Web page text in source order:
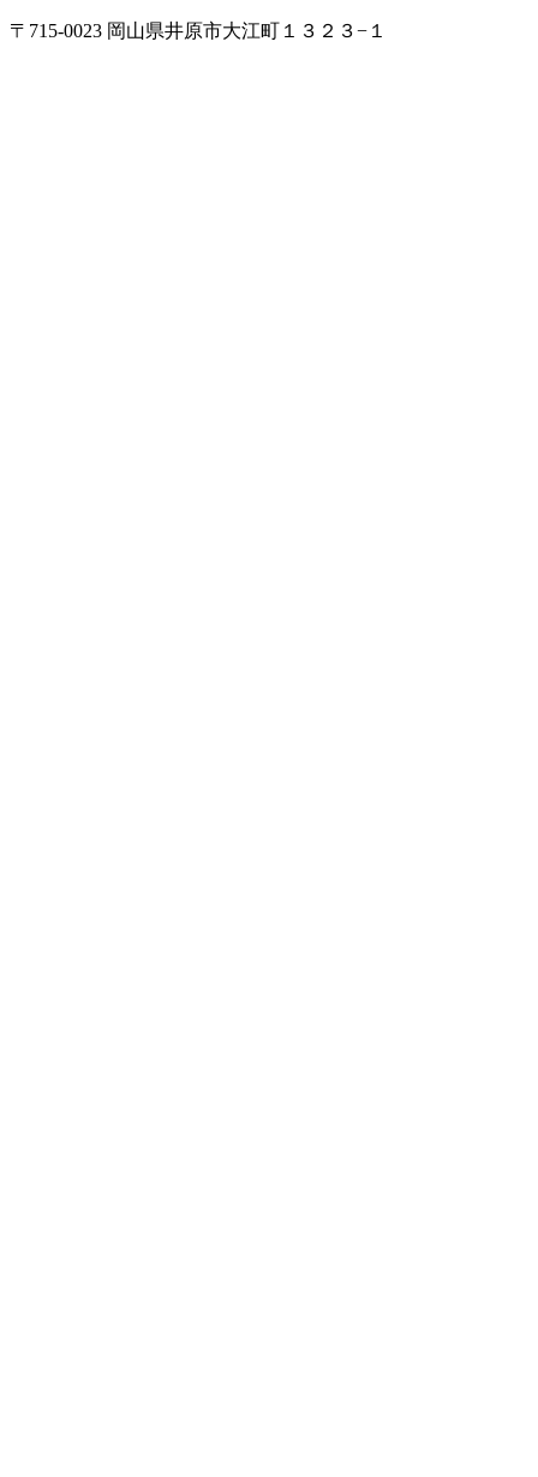
〒715-0023 岡山県井原市大江町１３２３−１